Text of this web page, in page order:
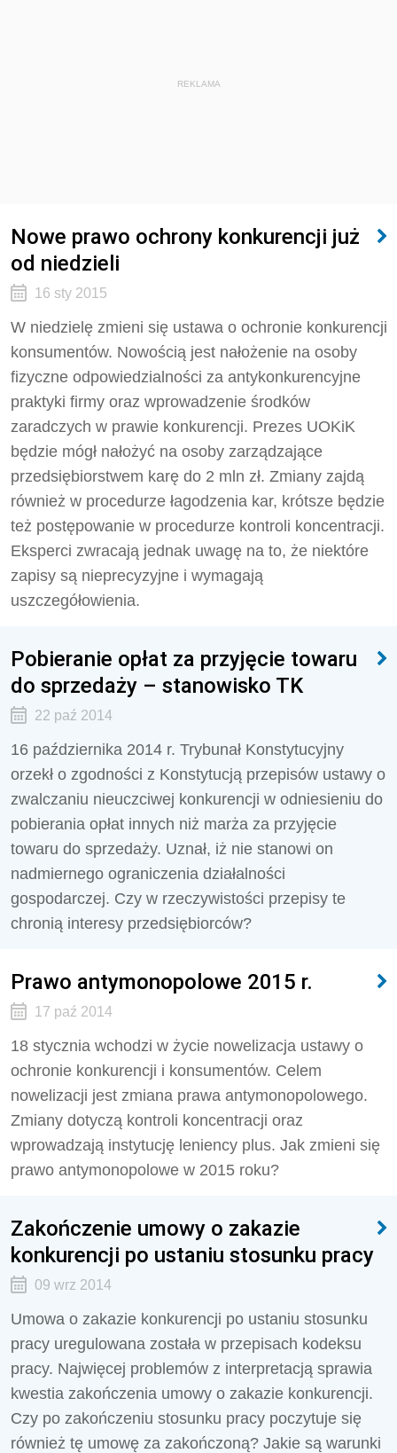
REKLAMA
Nowe prawo ochrony konkurencji już
od niedzieli
16 sty 2015
W niedzielę zmieni się ustawa o ochronie konkurencji
konsumentów. Nowością jest nałożenie na osoby
fizyczne odpowiedzialności za antykonkurencyjne
praktyki firmy oraz wprowadzenie środków
zaradczych w prawie konkurencji. Prezes UOKiK
będzie mógł nałożyć na osoby zarządzające
przedsiębiorstwem karę do 2 mln zł. Zmiany zajdą
również w procedurze łagodzenia kar, krótsze będzie
też postępowanie w procedurze kontroli koncentracji.
Eksperci zwracają jednak uwagę na to, że niektóre
zapisy są nieprecyzyjne i wymagają
uszczegółowienia.
Pobieranie opłat za przyjęcie towaru
do sprzedaży – stanowisko TK
22 paź 2014
16 października 2014 r. Trybunał Konstytucyjny
orzekł o zgodności z Konstytucją przepisów ustawy o
zwalczaniu nieuczciwej konkurencji w odniesieniu do
pobierania opłat innych niż marża za przyjęcie
towaru do sprzedaży. Uznał, iż nie stanowi on
nadmiernego ograniczenia działalności
gospodarczej. Czy w rzeczywistości przepisy te
chronią interesy przedsiębiorców?
Prawo antymonopolowe 2015 r.
17 paź 2014
18 stycznia wchodzi w życie nowelizacja ustawy o
ochronie konkurencji i konsumentów. Celem
nowelizacji jest zmiana prawa antymonopolowego.
Zmiany dotyczą kontroli koncentracji oraz
wprowadzają instytucję leniency plus. Jak zmieni się
prawo antymonopolowe w 2015 roku?
Zakończenie umowy o zakazie
konkurencji po ustaniu stosunku pracy
09 wrz 2014
Umowa o zakazie konkurencji po ustaniu stosunku
pracy uregulowana została w przepisach kodeksu
pracy. Najwięcej problemów z interpretacją sprawia
kwestia zakończenia umowy o zakazie konkurencji.
Czy po zakończeniu stosunku pracy poczytuje się
również tę umowę za zakończoną? Jakie są warunki